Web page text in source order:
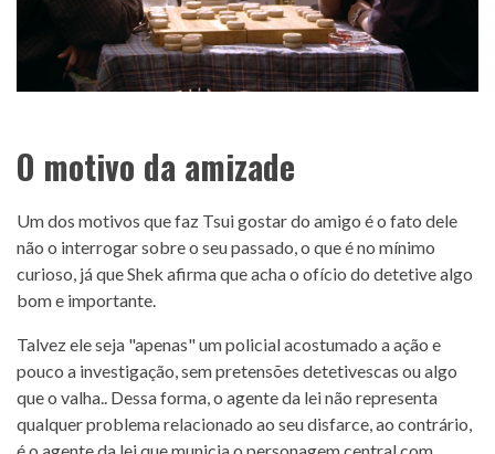
O motivo da amizade
Um dos motivos que faz Tsui gostar do amigo é o fato dele
não o interrogar sobre o seu passado, o que é no mínimo
curioso, já que Shek afirma que acha o ofício do detetive algo
bom e importante.
Talvez ele seja "apenas" um policial acostumado a ação e
pouco a investigação, sem pretensões detetivescas ou algo
que o valha.. Dessa forma, o agente da lei não representa
qualquer problema relacionado ao seu disfarce, ao contrário,